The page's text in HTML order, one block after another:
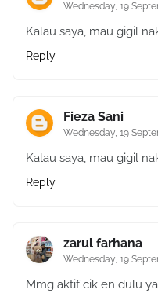
Wednesday, 19
Kalau saya, mau gigil
Reply
Fieza Sani
Wednesday, 19
Kalau saya, mau gigil
Reply
zarul farhana
Wednesday, 19
Mmg aktif cik en dulu